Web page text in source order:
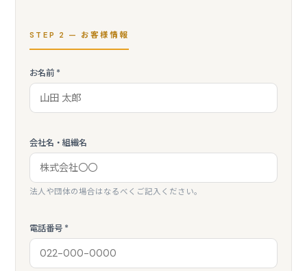
STEP 2 — お客様情報
お名前 *
会社名・組織名
法人や団体の場合はなるべくご記入ください。
電話番号 *